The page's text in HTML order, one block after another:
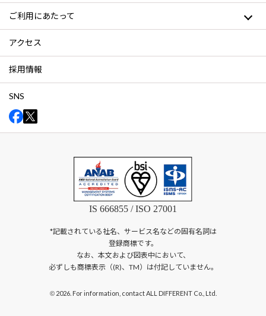
ご利用にあたって
アクセス
採用情報
SNS
IS 666855 / ISO 27001
*記載されている社名、サービス名などの固有名詞は
登録商標です。
なお、本文および図表中において、
必ずしも商標表示（(R)、TM）は付記していません。
©2026. For information, contact ALL DIFFERENT Co., Ltd.